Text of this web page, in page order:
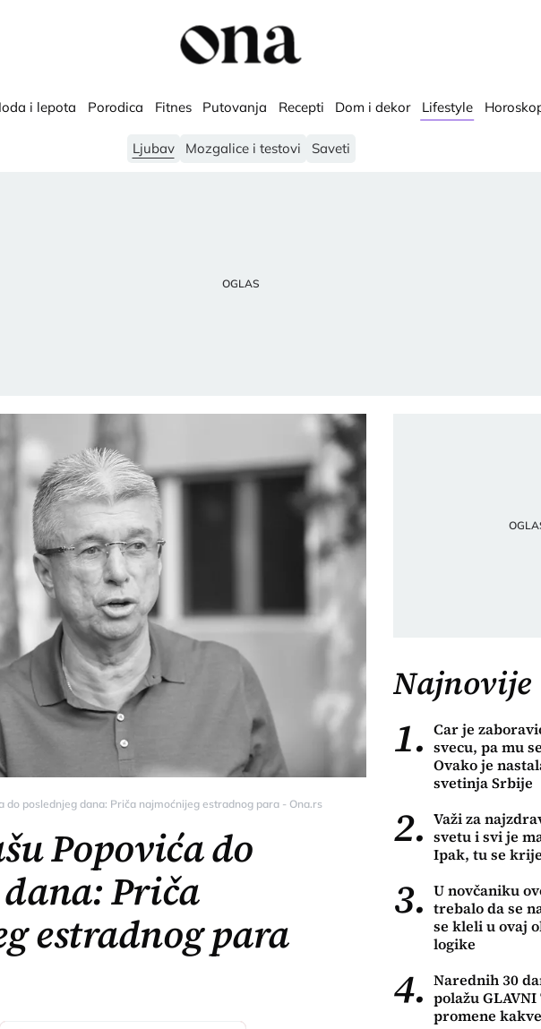
i lepota Porodica Fitnes Putovanja Recepti Dom i dekor Lifestyle
Ljubav Mozgalice i testovi Saveti
do poslednjeg dana: Priča najmoćnijeg estradnog para - Ona.rs
Popovića do
Priča
estradnog para
Najnovije
1. Car je
svecu, pa mu
Ovako je
svetinja Srbije
2. Važi za
svetu i svi je
Ipak, tu se
3. U novčaniku
trebalo da se
se kleli u ovaj
logike
4. Narednih 30
polažu GLAVNI
promene